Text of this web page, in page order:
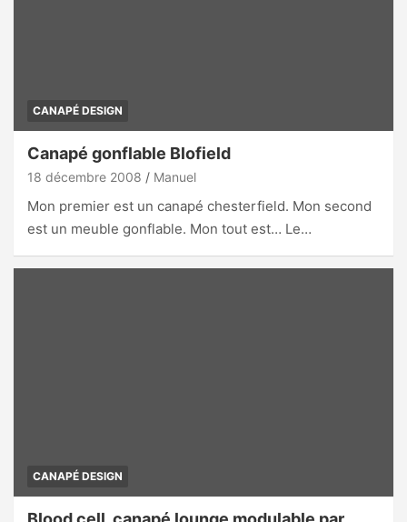
CANAPÉ DESIGN
Canapé gonflable Blofield
18 décembre 2008 Manuel
Mon premier est un canapé chesterfield. Mon second
est un meuble gonflable. Mon tout est… Le…
CANAPÉ DESIGN